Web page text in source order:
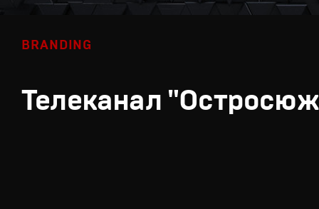
BRANDING
Телеканал